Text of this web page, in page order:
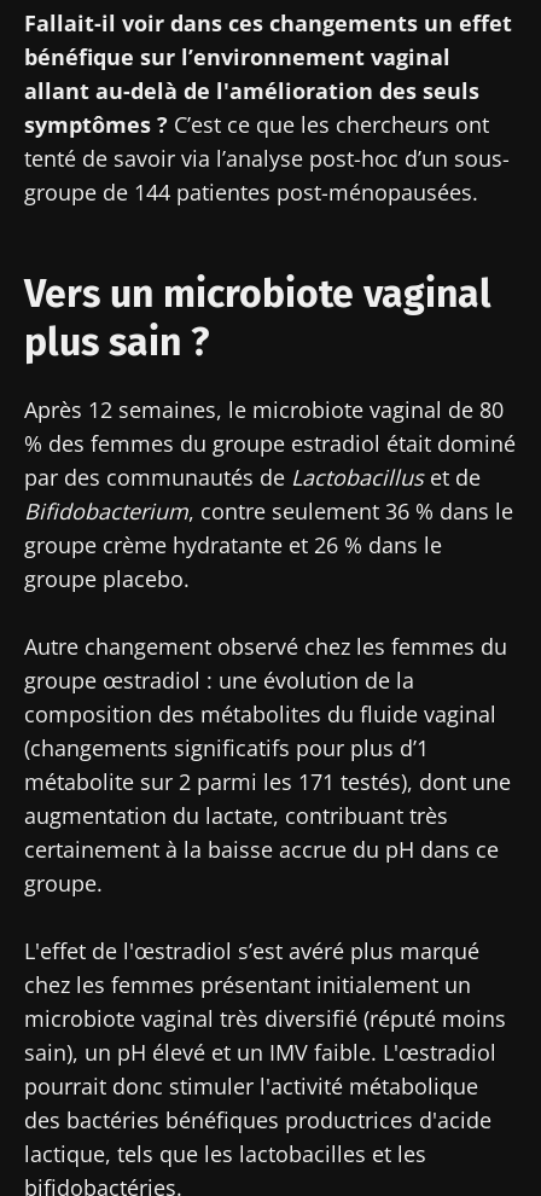
Fallait-il voir dans ces changements un effet
bénéfique sur l’environnement vaginal
allant au-delà de l'amélioration des seuls
symptômes ? C’est ce que les chercheurs ont
tenté de savoir via l’analyse post-hoc d’un sous-
groupe de 144 patientes post-ménopausées.
Vers un microbiote vaginal
plus sain ?
Après 12 semaines, le microbiote vaginal de 80
% des femmes du groupe estradiol était dominé
par des communautés de Lactobacilluset de
Bifidobacterium, contre seulement 36 % dans le
groupe crème hydratante et 26 % dans le
groupe placebo.
Autre changement observé chez les femmes du
groupe œstradiol : une évolution de la
composition des métabolites du fluide vaginal
(changements significatifs pour plus d’1
métabolite sur 2 parmi les 171 testés), dont une
augmentation du lactate, contribuant très
certainement à la baisse accrue du pH dans ce
groupe.
L'effet de l'œstradiol s’est avéré plus marqué
chez les femmes présentant initialement un
microbiote vaginal très diversifié (réputé moins
sain), un pH élevé et un IMV faible. L'œstradiol
pourrait donc stimuler l'activité métabolique
des bactéries bénéfiques productrices d'acide
lactique, tels que les lactobacilles et les
bifidobactéries.
Redirection
Se tenir informé
Rejoignez la communauté Microbiota des
professionnels de santé et des chercheurs et
recevez le "Microbiota Digest" et le "HCP
Magazine" pour rester au courant des
dernières actualités sur le microbiote.
Ne partez pas si vite !
Rejoignez la communauté Microbiota des
professionnels de santé et des chercheurs et
recevez le "Microbiota Digest" et le "HCP
Magazine" pour rester au courant des
d'autres actualités de Biocodex
J’ai lu et accepte les